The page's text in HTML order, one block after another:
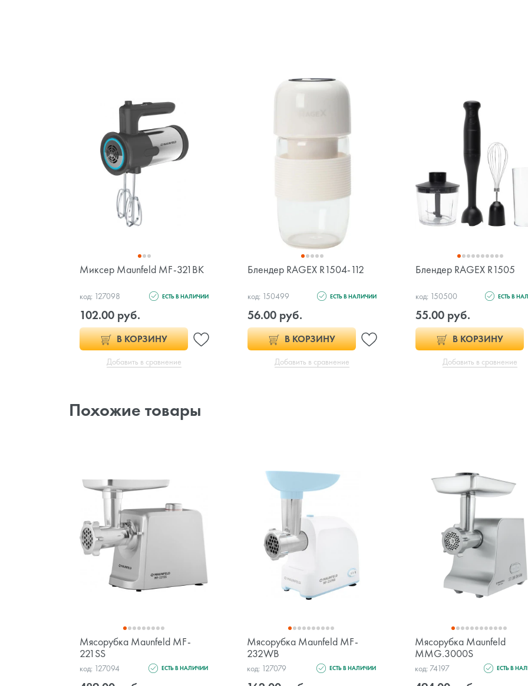
Миксер Maunfeld MF-321BK
код: 127098 ЕСТЬ В НАЛИЧИИ
102.00 руб.
В КОРЗИНУ
Добавить в сравнение
Блендер RAGEX R1504-112
код: 150499 ЕСТЬ В НАЛИЧИИ
56.00 руб.
В КОРЗИНУ
Добавить в сравнение
Блендер RAGEX R1505
код: 150500 ЕСТЬ В
55.00 руб.
В КОРЗИНУ
Добавить в сравнение
Похожие товары
Мясорубка Maunfeld MF-
221SS
код: 127094 ЕСТЬ В НАЛИЧИИ
Мясорубка Maunfeld MF-
232WB
код: 127079 ЕСТЬ В НАЛИЧИИ
Мясорубка Maunfeld
MMG.3000S
код: 74197 ЕСТЬ В